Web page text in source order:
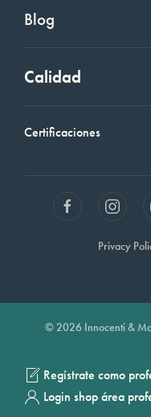
Blog
Calidad
Certificaciones
Privacy
© 2026 Innocenti &
Regístrate como
Login shop área